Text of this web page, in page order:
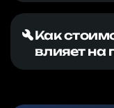
Как
влияет на